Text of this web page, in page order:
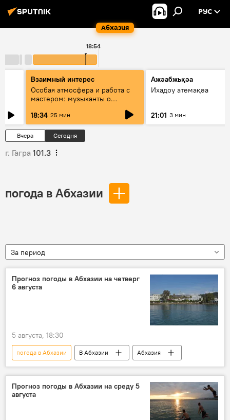
Абхазия
РУС
18:54
Взаимный интерес
Особая атмосфера и работа с
мастером: музыканты о
18:34 25 мин
Ажәабжьқәа
Ихадоу атемақәа
21:01 3 мин
Вчера Сегодня
г. Гагра 101.3
погода в Абхазии
За период
Прогноз погоды в Абхазии на четверг
6 августа
5 августа, 18:30
погода в Абхазии В Абхазии Абхазия
Прогноз погоды в Абхазии на среду 5
августа